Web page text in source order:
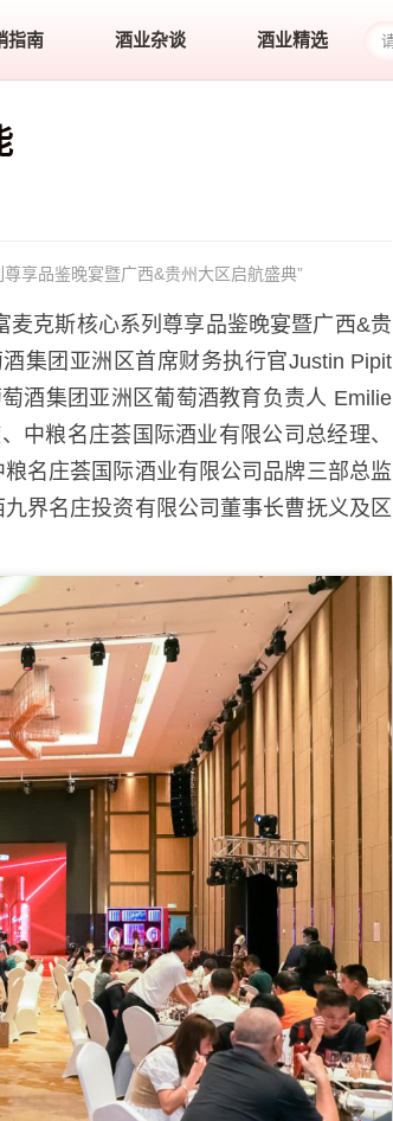
指南 酒业杂谈 酒业精选
享品鉴晚宴暨广西&贵州大区启航盛典”
麦克斯核心系列尊享品鉴晚宴暨广西&贵
集团亚洲区首席财务执行官Justin Pipit
酒集团亚洲区葡萄酒教育负责人 Emilie
中粮名庄荟国际酒业有限公司总经理、
名庄荟国际酒业有限公司品牌三部总监
界名庄投资有限公司董事长曹抚义及区